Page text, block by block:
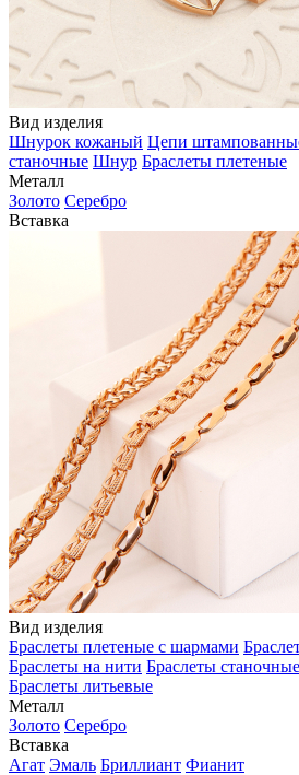
Вид изделия
Шнурок кожаный Цепи
станочные Шнур Браслеты плетеные
Металл
Золото Серебро
Вставка
Вид изделия
Браслеты плетеные с шармами
Браслеты на нити Браслеты станочные
Браслеты литьевые
Металл
Золото Серебро
Вставка
Агат Эмаль Бриллиант Фианит